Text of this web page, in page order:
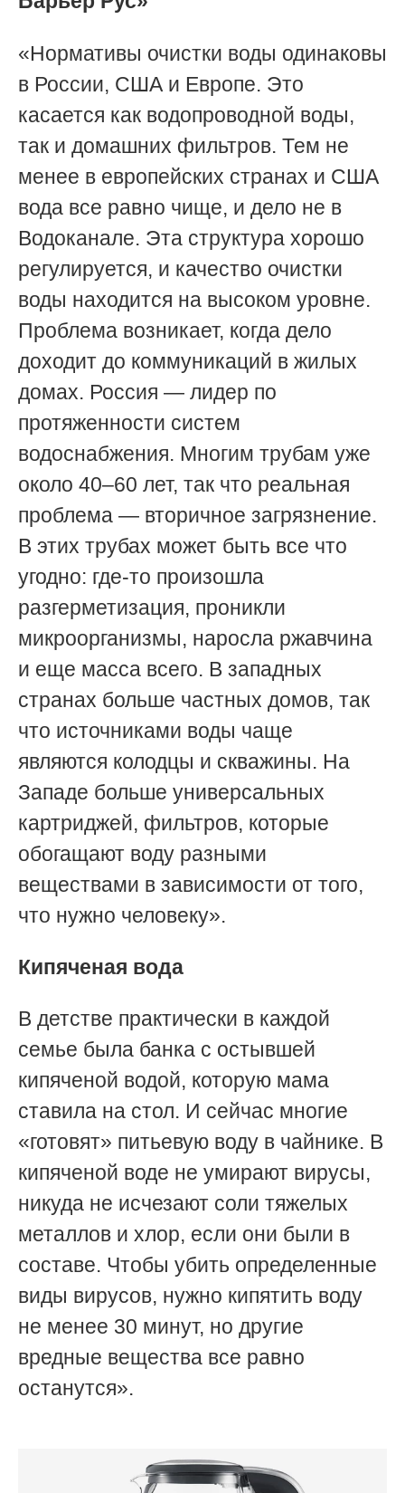
«Нормативы очистки воды одинаковы
в России, США и Европе. Это
касается как водопроводной воды,
так и домашних фильтров. Тем не
менее в европейских странах и США
вода все равно чище, и дело не в
Водоканале. Эта структура хорошо
регулируется, и качество очистки
воды находится на высоком уровне.
Проблема возникает, когда дело
доходит до коммуникаций в жилых
домах. Россия — лидер по
протяженности систем
водоснабжения. Многим трубам уже
около 40–60 лет, так что реальная
проблема — вторичное загрязнение.
В этих трубах может быть все что
угодно: где-то произошла
разгерметизация, проникли
микроорганизмы, наросла ржавчина
и еще масса всего. В западных
странах больше частных домов, так
что источниками воды чаще
являются колодцы и скважины. На
Западе больше универсальных
картриджей, фильтров, которые
обогащают воду разными
веществами в зависимости от того,
что нужно человеку».
Кипяченая вода
В детстве практически в каждой
семье была банка с остывшей
кипяченой водой, которую мама
ставила на стол. И сейчас многие
«готовят» питьевую воду в чайнике. В
кипяченой воде не умирают вирусы,
никуда не исчезают соли тяжелых
металлов и хлор, если они были в
составе. Чтобы убить определенные
виды вирусов, нужно кипятить воду
не менее 30 минут, но другие
вредные вещества все равно
останутся».